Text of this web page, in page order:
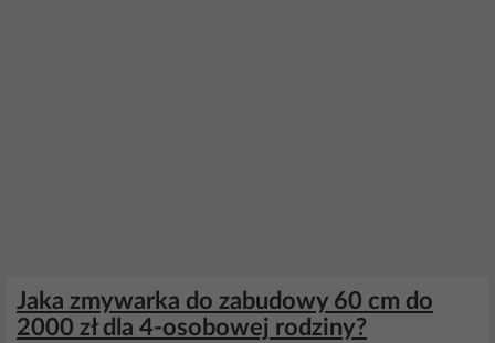
Jaka zmywarka do zabudowy 60 cm do
2000 zł dla 4-osobowej rodziny?